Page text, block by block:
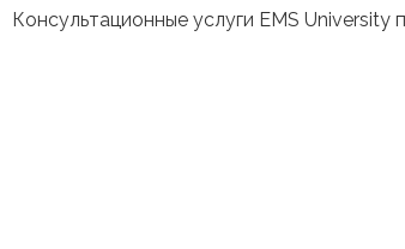
Консультационные услуги EMS University